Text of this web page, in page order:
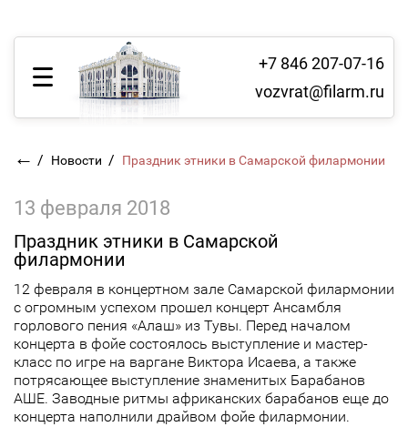
+7 846 207-07-16
vozvrat@filarm.ru
← / Новости / Праздник этники в Самарской филармонии
13 февраля 2018
Праздник этники в Самарской
филармонии
12 февраля в концертном зале Самарской филармонии
с огромным успехом прошел концерт Ансамбля
горлового пения «Алаш» из Тувы. Перед началом
концерта в фойе состоялось выступление и мастер-
класс по игре на варгане Виктора Исаева, а также
потрясающее выступление знаменитых Барабанов
АШЕ. Заводные ритмы африканских барабанов еще до
концерта наполнили драйвом фойе филармонии.